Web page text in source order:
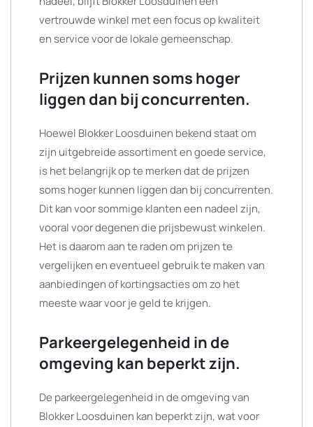
vertrouwde winkel met een focus op kwaliteit
en service voor de lokale gemeenschap.
Prijzen kunnen soms hoger
liggen dan bij concurrenten.
Hoewel Blokker Loosduinen bekend staat om
zijn uitgebreide assortiment en goede service,
is het belangrijk op te merken dat de prijzen
soms hoger kunnen liggen dan bij concurrenten.
Dit kan voor sommige klanten een nadeel zijn,
vooral voor degenen die prijsbewust winkelen.
Het is daarom aan te raden om prijzen te
vergelijken en eventueel gebruik te maken van
aanbiedingen of kortingsacties om zo het
meeste waar voor je geld te krijgen.
Parkeergelegenheid in de
omgeving kan beperkt zijn.
De parkeergelegenheid in de omgeving van
Blokker Loosduinen kan beperkt zijn, wat voor